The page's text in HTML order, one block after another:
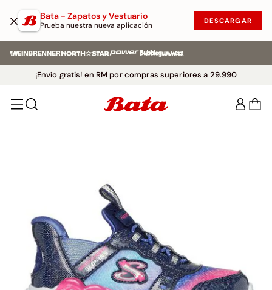
Bata - Zapatos y Vestuario
Prueba nuestra nueva aplicación DESCARGAR
¡Envío gratis! en RM por compras superiores a 29.990